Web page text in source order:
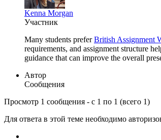
Kenna Morgan
Участник
Many students preferBritish Assignment
requirements, and assignment structure
guidance that can improve the overall
Автор
Сообщения
Просмотр 1 сообщения - с 1 по 1 (всего 1)
Для ответа в этой теме необходимо